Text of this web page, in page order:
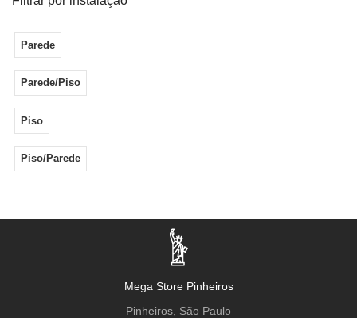
160x160cm
160X320Cm
16x120cm
17x120cm
1x1cm
Parede
Parede/Piso
Piso
Piso/Parede
Mega Store Pinheiros
Pinheiros, São Paulo